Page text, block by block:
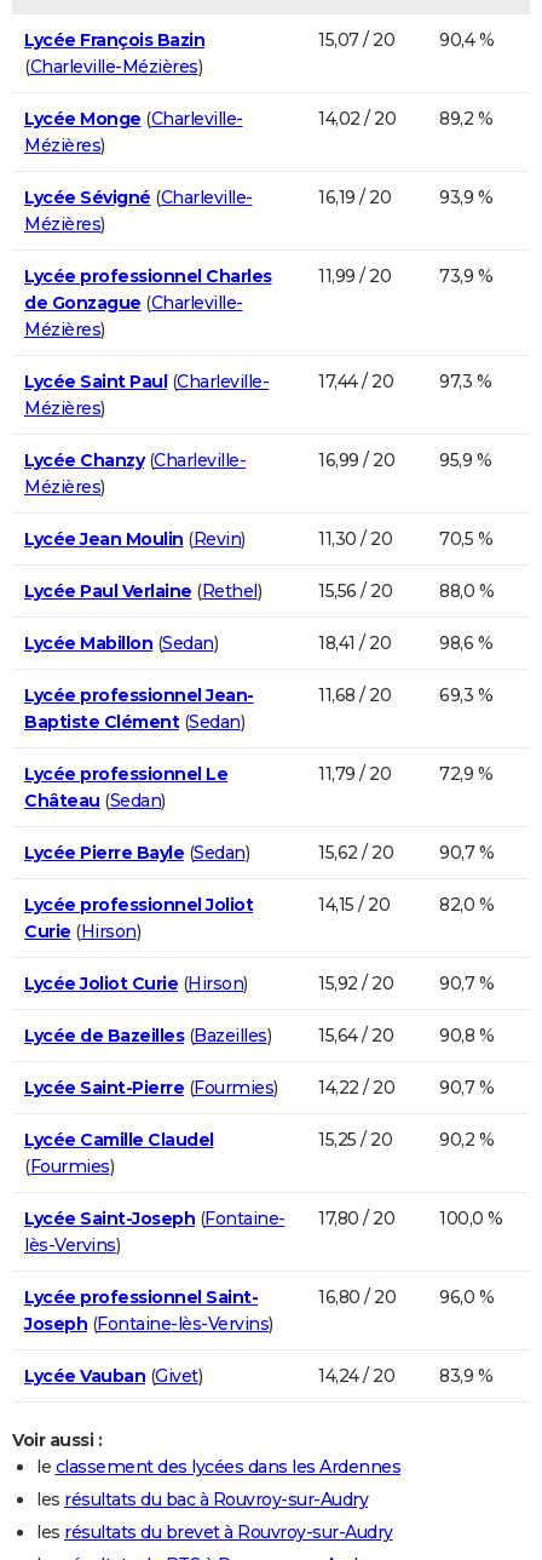
Lycée François Bazin
(Charleville-Mézières)
15,07 / 20 90,4 %
Lycée Monge (Charleville-
Mézières)
14,02 / 20 89,2 %
Lycée Sévigné (Charleville-
Mézières)
16,19 / 20 93,9 %
Lycée professionnel Charles
de Gonzague (Charleville-
Mézières)
11,99 / 20 73,9 %
Lycée Saint Paul(Charleville-
Mézières)
17,44 / 20 97,3 %
Lycée Chanzy(Charleville-
Mézières)
16,99 / 20 95,9 %
Lycée Jean Moulin (Revin) 11,30 / 20 70,5 %
Lycée Paul Verlaine (Rethel) 15,56 / 20 88,0 %
Lycée Mabillon (Sedan) 18,41 / 20 98,6 %
Lycée professionnel Jean-
Baptiste Clément(Sedan)
11,68 / 20 69,3 %
Lycée professionnel Le
Château (Sedan)
11,79 / 20 72,9 %
Lycée Pierre Bayle (Sedan) 15,62 / 20 90,7 %
Lycée professionnel Joliot
Curie (Hirson)
14,15 / 20 82,0 %
Lycée Joliot Curie (Hirson) 15,92 / 20 90,7 %
Lycée de Bazeilles(Bazeilles) 15,64 / 20 90,8 %
Lycée Saint-Pierre (Fourmies) 14,22 / 20 90,7 %
Lycée Camille Claudel
(Fourmies)
15,25 / 20 90,2 %
Lycée Saint-Joseph (Fontaine-
lès-Vervins)
17,80 / 20 100,0 %
Lycée professionnel Saint-
Joseph (Fontaine-lès-Vervins)
16,80 / 20 96,0 %
Lycée Vauban (Givet) 14,24 / 20 83,9 %
Voir aussi :
le classement des lycées dans les Ardennes
les résultats du bac à Rouvroy-sur-Audry
les résultats du brevet à Rouvroy-sur-Audry